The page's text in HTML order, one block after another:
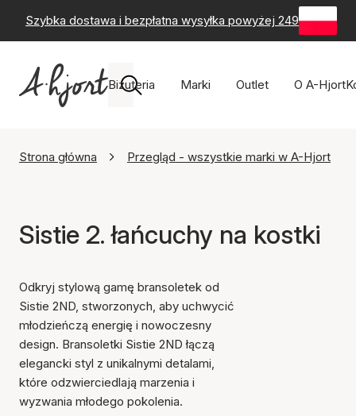
Szybka dostawa i bezpłatna wysyłka powyżej 249 zł -
Biżuteria Marki Outlet O A-Hjort
Strona główna Przegląd - wszystkie marki w A-Hjort
Sistie 2. łańcuchy na kostki
Odkryj stylową gamę bransoletek od
Sistie 2ND, stworzonych, aby uchwycić
młodzieńczą energię i nowoczesny
design. Bransoletki Sistie 2ND łączą
elegancki styl z unikalnymi detalami,
które odzwierciedlają marzenia i
wyzwania młodego pokolenia.